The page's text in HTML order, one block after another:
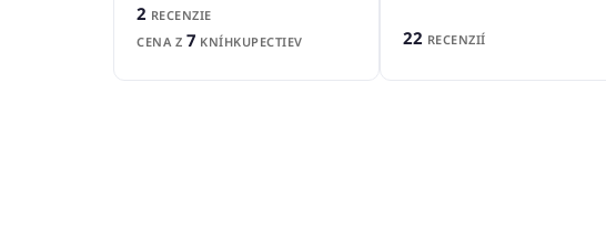
2 RECENZIE
CENA Z 7 KNÍHKUPECTIEV 22 RECENZIÍ